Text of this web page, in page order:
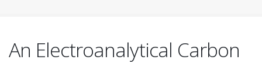
An Electroanalytical Carbon